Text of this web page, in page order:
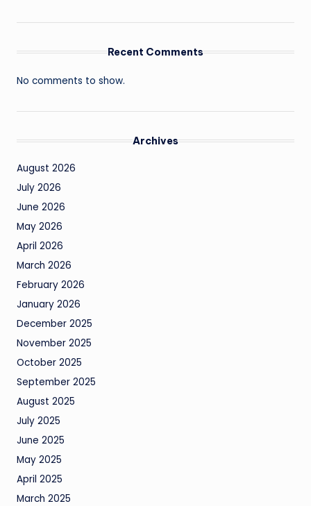
Recent Comments
No comments to show.
Archives
August 2026
July 2026
June 2026
May 2026
April 2026
March 2026
February 2026
January 2026
December 2025
November 2025
October 2025
September 2025
August 2025
July 2025
June 2025
May 2025
April 2025
March 2025